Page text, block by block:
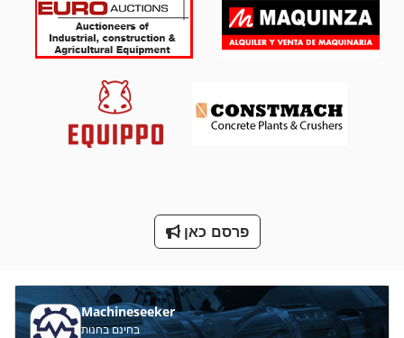
פרסם כאן
מנשא 2 עגור 20 5 כדי
מסגרת הרמה
מקרה של צג טמפרטורה נמוכה
מתח טעינה
Machineseeker
בחינם בחנות